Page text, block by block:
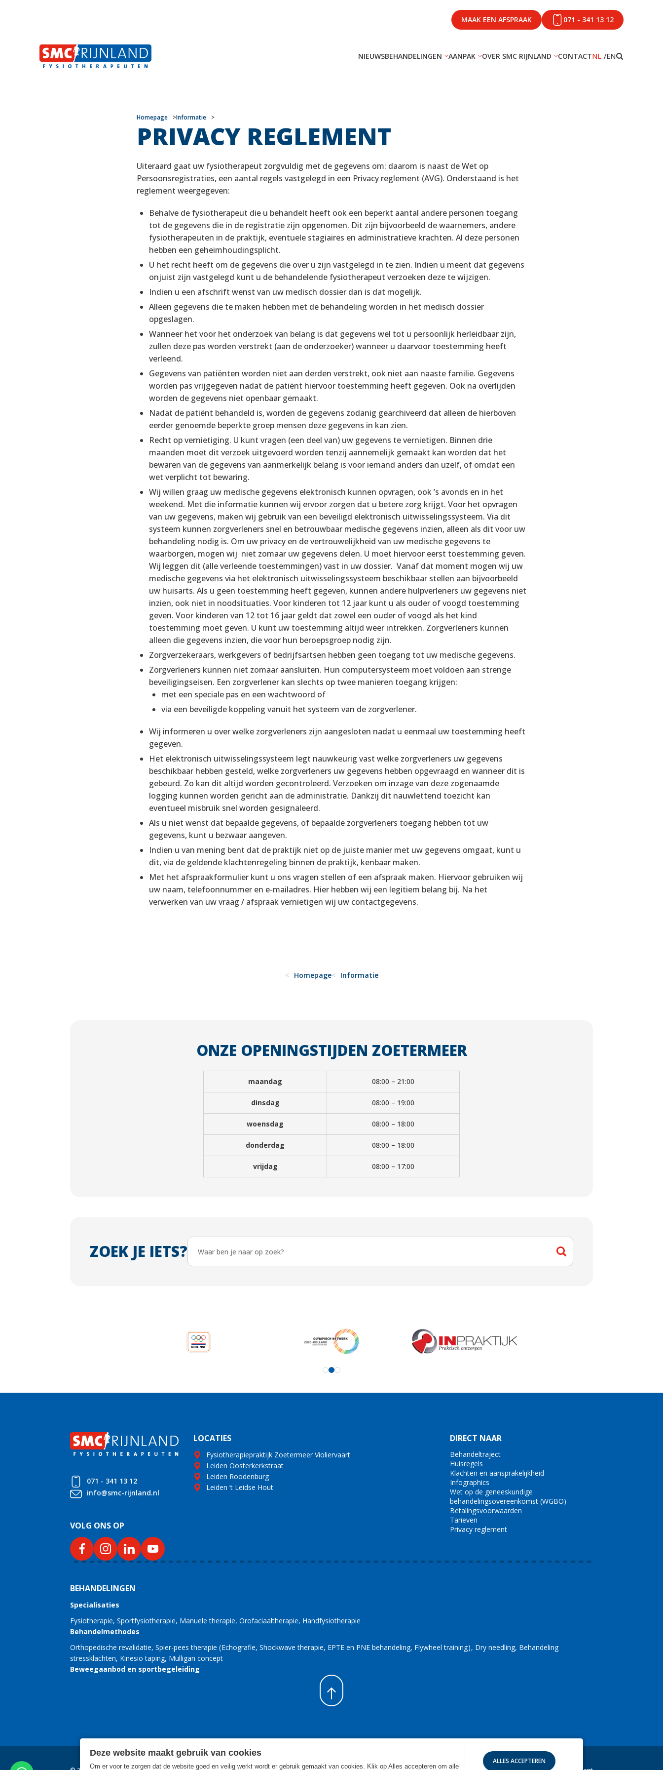
MAAK EEN AFSPRAAK 071 - 341 13 12
NL EN
NIEUWSBEHANDELINGEN AANPAK OVER SMC RIJNLAND CONTACT
Homepage Informatie
PRIVACY REGLEMENT
Uiteraard gaat uw fysiotherapeut zorgvuldig met de gegevens om: daarom is naast de Wet op
Persoonsregistraties, een aantal regels vastgelegd in een Privacy reglement (AVG). Onderstaand is het
reglement weergegeven:
Behalve de fysiotherapeut die u behandelt heeft ook een beperkt aantal andere personen toegang
tot de gegevens die in de registratie zijn opgenomen. Dit zijn bijvoorbeeld de waarnemers, andere
fysiotherapeuten in de praktijk, eventuele stagiaires en administratieve krachten. Al deze personen
hebben een geheimhoudingsplicht.
U het recht heeft om de gegevens die over u zijn vastgelegd in te zien. Indien u meent dat gegevens
onjuist zijn vastgelegd kunt u de behandelende fysiotherapeut verzoeken deze te wijzigen.
Indien u een afschrift wenst van uw medisch dossier dan is dat mogelijk.
Alleen gegevens die te maken hebben met de behandeling worden in het medisch dossier
opgeslagen.
Wanneer het voor het onderzoek van belang is dat gegevens wel tot u persoonlijk herleidbaar zijn,
zullen deze pas worden verstrekt (aan de onderzoeker) wanneer u daarvoor toestemming heeft
verleend.
Gegevens van patiënten worden niet aan derden verstrekt, ook niet aan naaste familie. Gegevens
worden pas vrijgegeven nadat de patiënt hiervoor toestemming heeft gegeven. Ook na overlijden
worden de gegevens niet openbaar gemaakt.
Nadat de patiënt behandeld is, worden de gegevens zodanig gearchiveerd dat alleen de hierboven
eerder genoemde beperkte groep mensen deze gegevens in kan zien.
Recht op vernietiging. U kunt vragen (een deel van) uw gegevens te vernietigen. Binnen drie
maanden moet dit verzoek uitgevoerd worden tenzij aannemelijk gemaakt kan worden dat het
bewaren van de gegevens van aanmerkelijk belang is voor iemand anders dan uzelf, of omdat een
wet verplicht tot bewaring.
Wij willen graag uw medische gegevens elektronisch kunnen opvragen, ook ’s avonds en in het
weekend. Met die informatie kunnen wij ervoor zorgen dat u betere zorg krijgt. Voor het opvragen
van uw gegevens, maken wij gebruik van een beveiligd elektronisch uitwisselingssysteem. Via dit
systeem kunnen zorgverleners snel en betrouwbaar medische gegevens inzien, alleen als dit voor uw
behandeling nodig is. Om uw privacy en de vertrouwelijkheid van uw medische gegevens te
waarborgen, mogen wij niet zomaar uw gegevens delen. U moet hiervoor eerst toestemming geven.
Wij leggen dit (alle verleende toestemmingen) vast in uw dossier. Vanaf dat moment mogen wij uw
medische gegevens via het elektronisch uitwisselingssysteem beschikbaar stellen aan bijvoorbeeld
uw huisarts. Als u geen toestemming heeft gegeven, kunnen andere hulpverleners uw gegevens niet
inzien, ook niet in noodsituaties. Voor kinderen tot 12 jaar kunt u als ouder of voogd toestemming
geven. Voor kinderen van 12 tot 16 jaar geldt dat zowel een ouder of voogd als het kind
toestemming moet geven. U kunt uw toestemming altijd weer intrekken. Zorgverleners kunnen
alleen die gegevens inzien, die voor hun beroepsgroep nodig zijn.
Zorgverzekeraars, werkgevers of bedrijfsartsen hebben geen toegang tot uw medische gegevens.
Zorgverleners kunnen niet zomaar aansluiten. Hun computersysteem moet voldoen aan strenge
beveiligingseisen. Een zorgverlener kan slechts op twee manieren toegang krijgen:
met een speciale pas en een wachtwoord of
via een beveiligde koppeling vanuit het systeem van de zorgverlener.
Wij informeren u over welke zorgverleners zijn aangesloten nadat u eenmaal uw toestemming heeft
gegeven.
Het elektronisch uitwisselingssysteem legt nauwkeurig vast welke zorgverleners uw gegevens
beschikbaar hebben gesteld, welke zorgverleners uw gegevens hebben opgevraagd en wanneer dit is
gebeurd. Zo kan dit altijd worden gecontroleerd. Verzoeken om inzage van deze zogenaamde
logging kunnen worden gericht aan de administratie. Dankzij dit nauwlettend toezicht kan
eventueel misbruik snel worden gesignaleerd.
Als u niet wenst dat bepaalde gegevens, of bepaalde zorgverleners toegang hebben tot uw
gegevens, kunt u bezwaar aangeven.
Indien u van mening bent dat de praktijk niet op de juiste manier met uw gegevens omgaat, kunt u
dit, via de geldende klachtenregeling binnen de praktijk, kenbaar maken.
Met het afspraakformulier kunt u ons vragen stellen of een afspraak maken. Hiervoor gebruiken wij
uw naam, telefoonnummer en e-mailadres. Hier hebben wij een legitiem belang bij. Na het
verwerken van uw vraag / afspraak vernietigen wij uw contactgegevens.
Homepage Informatie
ONZE OPENINGSTIJDEN ZOETERMEER
maandag 08:00 – 21:00
dinsdag 08:00 – 19:00
woensdag 08:00 – 18:00
donderdag 08:00 – 18:00
vrijdag 08:00 – 17:00
ZOEK JE IETS?
071 - 341 13 12
info@smc-rijnland.nl
VOLG ONS OP
LOCATIES
Fysiotherapiepraktijk Zoetermeer Violiervaart
Leiden Oosterkerkstraat
Leiden Roodenburg
Leiden ’t Leidse Hout
DIRECT NAAR
Behandeltraject
Huisregels
Klachten en aansprakelijkheid
Infographics
Wet op de geneeskundige
behandelingsovereenkomst (WGBO)
Betalingsvoorwaarden
Tarieven
Privacy reglement
BEHANDELINGEN
Specialisaties
Fysiotherapie Sportfysiotherapie Manuele therapie Orofaciaaltherapie Handfysiotherapie
Behandelmethodes
Orthopedische revalidatie Spier-pees therapie Echografie Shockwave therapie EPTE en PNE behandeling Flywheel training Dry needling Behandeling
stressklachten Kinesio taping Mulligan concept
Beweegaanbod en sportbegeleiding
Deze website maakt gebruik van cookies
Om er voor te zorgen dat de website goed en veilig werkt wordt er gebruik gemaakt van cookies. Klik op Alles accepteren om alle